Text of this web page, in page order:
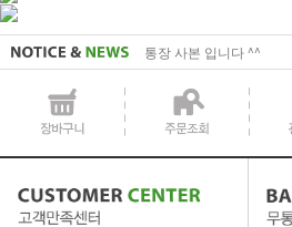
통장 사본 입니다 ^^